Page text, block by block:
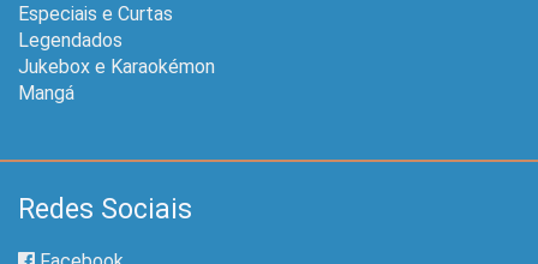
Especiais e Curtas
Legendados
Jukebox e Karaokémon
Mangá
Redes Sociais